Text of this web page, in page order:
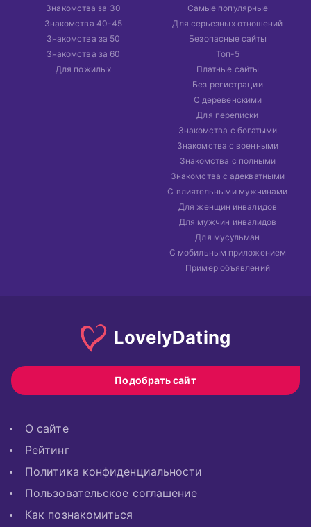
Знакомства за 30
Знакомства 40-45
Знакомства за 50
Знакомства за 60
Для пожилых
Самые популярные
Для серьезных отношений
Безопасные сайты
Топ-5
Платные сайты
Без регистрации
С деревенскими
Для переписки
Знакомства с богатыми
Знакомства с военными
Знакомства с полными
Знакомства с адекватными
С влиятельными мужчинами
Для женщин инвалидов
Для мужчин инвалидов
Для мусульман
С мобильным приложением
Пример объявлений
LovelyDating
Подобрать сайт
О сайте
Рейтинг
Политика конфиденциальности
Пользовательское соглашение
Как познакомиться